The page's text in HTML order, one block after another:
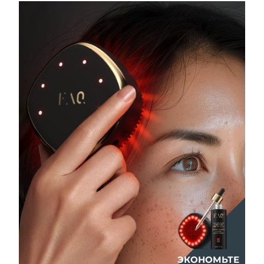
ЭКОНОМЬТЕ
Ожидаемая дата доставки
8/9/26
Ожидаемая дата доставки
8/8/26
Люксембург
Ожидаемая дата доставки
8/8/26
Макао (САР)
Ожидаемая дата доставки
8/10/26
Малайзия
Ожидаемая дата доставки
8/11/26
Мальта
Ожидаемая дата доставки
8/8/26
Мексика
Ожидаемая дата доставки
8/12/26
Ожидаемая дата доставки